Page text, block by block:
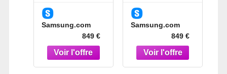
Smartphone
Samsung.com
849 €
Smartphone
Samsung.com
849 €